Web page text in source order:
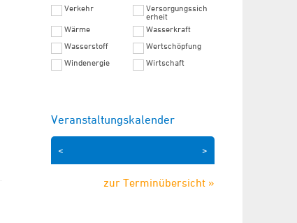
Verkehr
Versorgungssich
erheit
Wärme
Wasserkraft
Wasserstoff
Wertschöpfung
Windenergie
Wirtschaft
Veranstaltungskalender
>
<
zur Terminübersicht »